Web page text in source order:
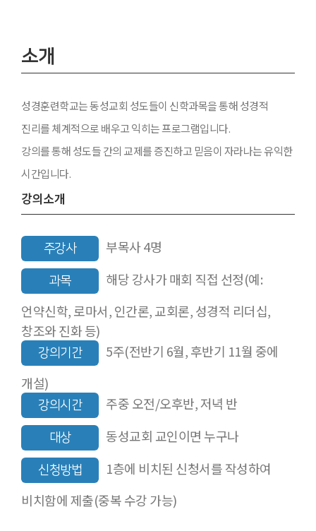
소개
성경훈련학교는 동성교회 성도들이 신학과목을 통해 성경적
진리를 체계적으로 배우고 익히는 프로그램입니다.
강의를 통해 성도들 간의 교제를 증진하고 믿음이 자라나는 유익한
시간입니다.
강의소개
주강사 부목사 4명
과목
해당 강사가 매회 직접 선정(예:
언약신학, 로마서, 인간론, 교회론, 성경적 리더십,
창조와 진화 등)
강의기간
5주(전반기 6월, 후반기 11월 중에
개설)
강의시간 주중 오전/오후반, 저녁 반
대상 동성교회 교인이면 누구나
신청방법
1층에 비치된 신청서를 작성하여
비치함에 제출(중복 수강 가능)